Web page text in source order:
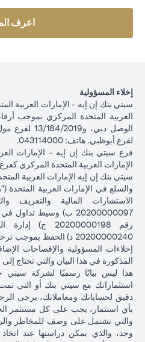
اعرف
إخلاء المسؤولية
سيتي بنك إن إيه - الإمارات العربية
لفرع أبوظبي. هاتف: 043114000.
فرع سيتي بنك إن إيه - الإمارات
الإمارات العربية المتحدة المركزي
سيتي بنك إن إيه الإمارات العربية
الاستشارات المالية
20200000097 ب) وسيط
رقم
إخلاءات المسؤولية والإفصاحات
المذكورة في هذا البيان والتي تحتاج
هذا ليس بيانًا رسميًا لشركة
استثماراتك مع سيتي بنك أو التي
دقيق لحساباتك ومعاملاتك، يرجى
بأي استثمار، يجب على كل مستثمر
والتي تشتمل على وصف للمخاطر
وجد، والذي يمكن دراستها عند